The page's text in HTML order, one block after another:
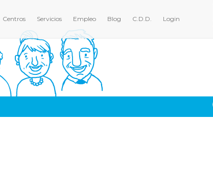
Centros Servicios Empleo Blog C.D.D. Login